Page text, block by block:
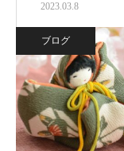
2023.03.8
ブログ